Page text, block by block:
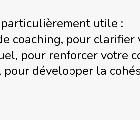
utile :
coaching, pour clarifier
pour renforcer votre
pour développer la